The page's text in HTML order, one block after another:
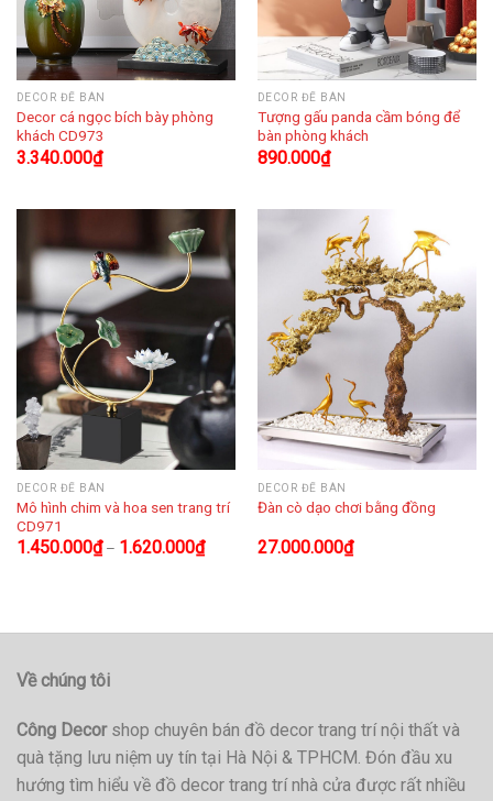
DECOR ĐỂ BÀN
Decor cá ngọc bích bày phòng
khách CD973
3.340.000₫
DECOR ĐỂ BÀN
Tượng gấu panda cầm bóng để
bàn phòng khách
890.000₫
DECOR ĐỂ BÀN
Mô hình chim và hoa sen trang trí
CD971
1.450.000₫– 1.620.000₫
DECOR ĐỂ BÀN
Đàn cò dạo chơi bằng đồng
27.000.000₫
Về chúng tôi
Công Decorshop chuyên bán đồ decor trang trí nội thất và
quà tặng lưu niệm uy tín tại Hà Nội & TPHCM. Đón đầu xu
hướng tìm hiểu về đồ decor trang trí nhà cửa được rất nhiều